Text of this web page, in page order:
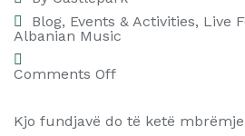
Blog, Events & Activities, Live
Albanian Music
Comments Off
Kjo fundjavë do të ketë